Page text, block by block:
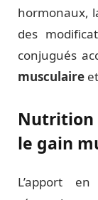
hormonaux,
des
conjugués
musculaire
le gain
L’apport en